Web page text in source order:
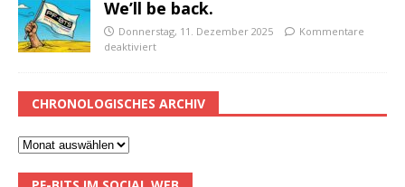
We’ll be back.
Donnerstag, 11. Dezember 2025
Kommentare
deaktiviert
CHRONOLOGISCHES ARCHIV